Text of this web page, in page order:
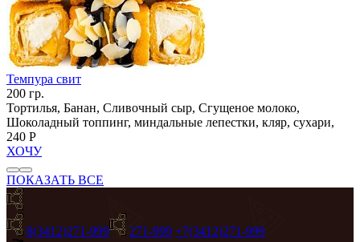
Темпура свит
200 гр.
Тортилья, Банан, Сливочный сыр, Сгущеное молоко,
Шоколадный топпинг, миндальные лепестки, кляр, сухари,
240 Р
ХОЧУ
ПОКАЗАТЬ ВСЕ
8(3412)271-999 271-999 +7(3412)271-999